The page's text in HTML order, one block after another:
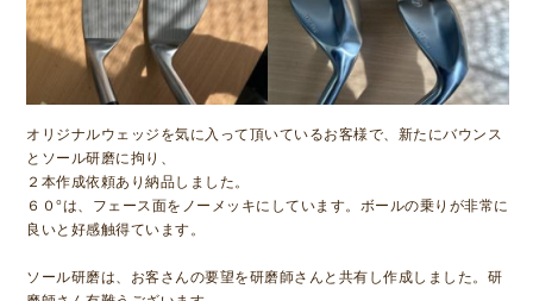
オリジナルウェッジを気に入って頂いているお客様で、新たにバウンス
とソール研磨に拘り、
２本作成依頼あり納品しました。
６０°は、フェース面をノーメッキにしています。ボールの乗りが非常に
良いと好感触得ています。
ソール研磨は、お客さんの要望を研磨師さんと共有し作成しました。研